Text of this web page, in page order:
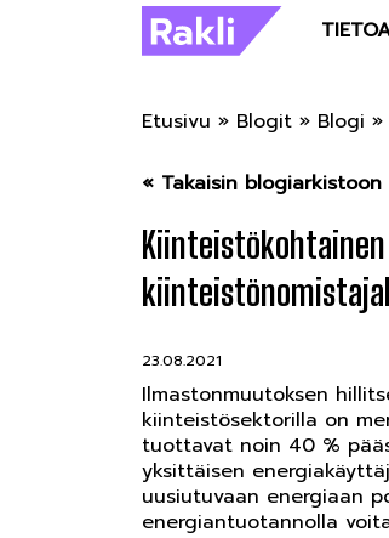
Etusivu » Blogit » Blogi »
« Takaisin blogiarkistoon
23.08.2021
Ilmastonmuutoksen
kiinteistösektorilla on
tuottavat noin 40 %
yksittäisen
uusiutuvaan energiaan
energiantuotannolla